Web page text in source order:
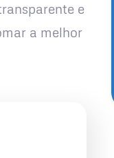
e
a melhor